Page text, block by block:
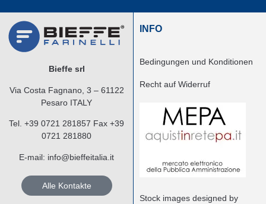
Bieffe srl
Via Costa Fagnano, 3 – 61122
Pesaro ITALY
Tel. +39 0721 281857 Fax +39
0721 281880
E-mail: info@bieffeitalia.it
Alle Kontakte
INFO
Bedingungen und Konditionen
Recht auf Widerruf
Stock images designed by